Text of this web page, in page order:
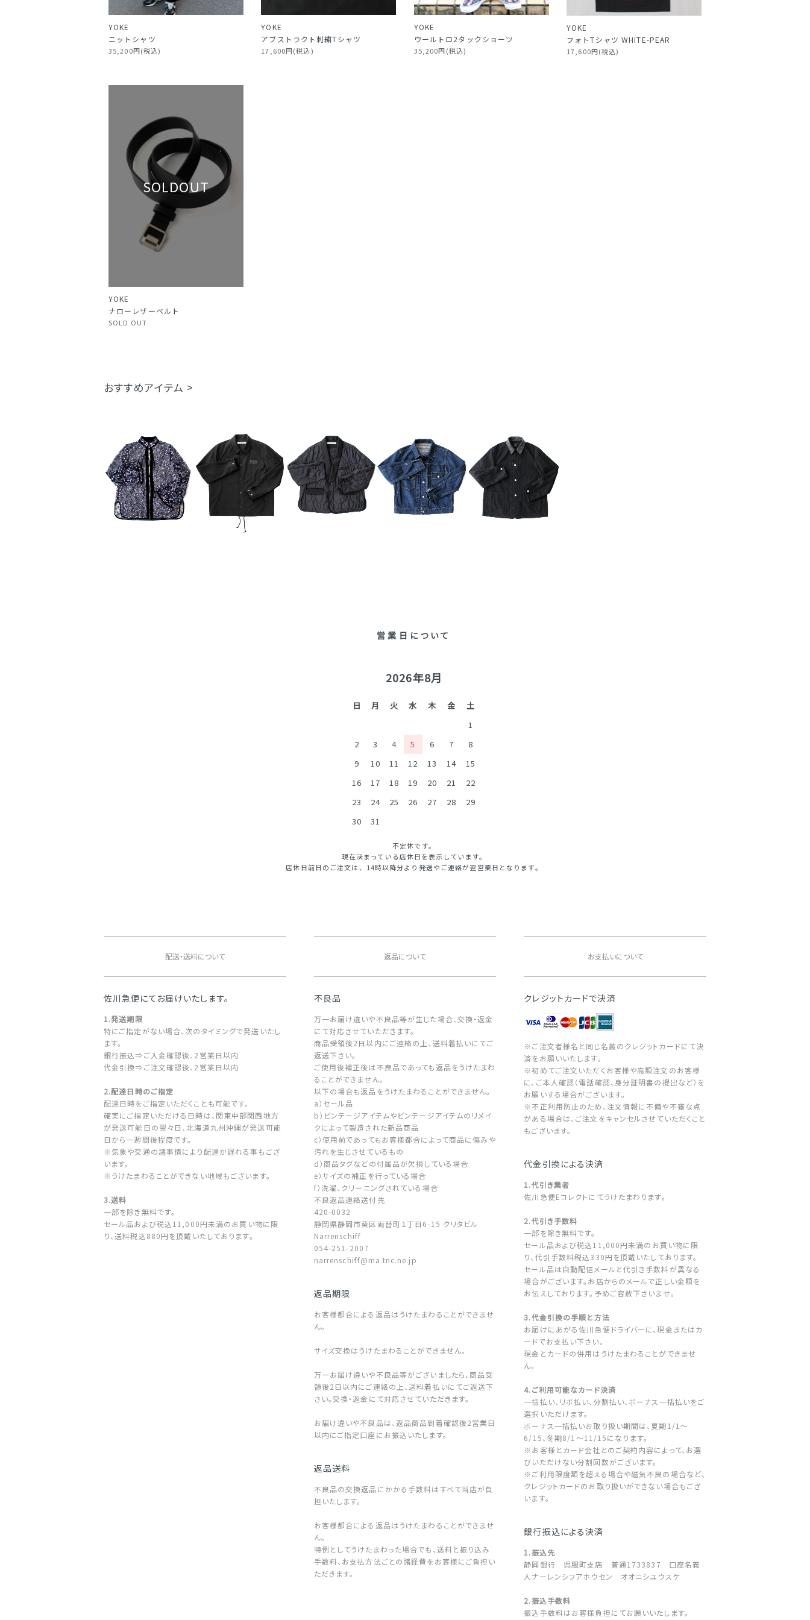
YOKE
ニットシャツ
35,200円(税込)
YOKE
アブストラクト刺繍Tシャツ
17,600円(税込)
YOKE
ウールトロ2タックショーツ
35,200円(税込)
YOKE
フォトTシャツ WHITE-PEAR
17,600円(税込)
YOKE
ナローレザーベルト
SOLD OUT
おすすめアイテム >
営業日について
2026年8月
日 月 火 水 木 金
土
1
2
3 4 5 6 7
8
9
10 11 12 13 14
15
16
17 18 19 20 21
22
23
24 25 26 27 28
29
30
31
不定休です。
現在決まっている店休日を表示しています。
店休日前日のご注文は、14時以降分より発送やご連絡が翌営業日となります。
配送・送料について
佐川急便にてお届けいたします。
1.発送期限
特にご指定がない場合、次のタイミングで発送いたし
ます。
銀行振込⇒ご入金確認後、2営業日以内
代金引換⇒ご注文確認後、2営業日以内
2.配達日時のご指定
配達日時をご指定いただくことも可能です。
確実にご指定いただける日時は、関東中部関西地方
が発送可能日の翌々日、北海道九州沖縄が発送可能
日から一週間後程度です。
※気象や交通の諸事情により配達が遅れる事もござ
います。
※うけたまわることができない地域もございます。
3.送料
一部を除き無料です。
セール品および税込11,000円未満のお買い物に限
り、送料税込880円を頂戴いたしております。
返品について
不良品
万一お届け違いや不良品等が生じた場合、交換・返金
にて対応させていただきます。
商品受領後2日以内にご連絡の上、送料着払いにてご
返送下さい。
ご使用後補正後は不良品であっても返品をうけたまわ
ることができません。
以下の場合も返品をうけたまわることができません。
a）セール品
b）ビンテージアイテムやビンテージアイテムのリメイ
クによって製造された新品商品
c）使用前であってもお客様都合によって商品に傷みや
汚れを生じさせているもの
d）商品タグなどの付属品が欠損している場合
e）サイズの補正を行っている場合
f）洗濯、クリーニングされている場合
不良返品連絡送付先
420-0032
静岡県静岡市葵区両替町１丁目6-15 クリタビル
Narrenschiff
054-251-2007
narrenschiff@ma.tnc.ne.jp
返品期限
お客様都合による返品はうけたまわることができませ
ん。
サイズ交換はうけたまわることができません。
万一お届け違いや不良品等がございましたら、商品受
領後2日以内にご連絡の上、送料着払いにてご返送下
さい。交換・返金にて対応させていただきます。
お届け違いや不良品は、返品商品到着確認後2営業日
以内にご指定口座にお振込いたします。
返品送料
不良品の交換返品にかかる手数料はすべて当店が負
担いたします。
お客様都合による返品はうけたまわることができませ
ん。
特例としてうけたまわった場合でも、送料と振り込み
手数料、お支払方法ごとの諸経費をお客様にご負担い
ただきます。
お支払いについて
クレジットカードで決済
※ご注文者様名と同じ名義のクレジットカードにて決
済をお願いいたします。
※初めてご注文いただくお客様や高額注文のお客様
に、ご本人確認（電話確認、身分証明書の提出など）を
お願いする場合がございます。
※不正利用防止のため、注文情報に不備や不審な点
がある場合は、ご注文をキャンセルさせていただくこと
もございます。
代金引換による決済
1.代引き業者
佐川急便Eコレクトにてうけたまわります。
2.代引き手数料
一部を除き無料です。
セール品および税込11,000円未満のお買い物に限
り、代引手数料税込330円を頂戴いたしております。
セール品は自動配信メールと代引き手数料が異なる
場合がございます。お店からのメールで正しい金額を
お伝えしております。予めご容赦下さいませ。
3.代金引換の手順と方法
お届けにあがる佐川急便ドライバーに、現金またはカ
ードでお支払い下さい。
現金とカードの併用はうけたまわることができませ
ん。
4.ご利用可能なカード決済
一括払い、リボ払い、分割払い、ボーナス一括払いをご
選択いただけます。
ボーナス一括払いお取り扱い期間は、夏期1/1～
6/15、冬期8/1～11/15になります。
※お客様とカード会社とのご契約内容によって、お選
びいただけない分割回数がございます。
※ご利用限度額を超える場合や磁気不良の場合など、
クレジットカードのお取り扱いができない場合もござ
います。
銀行振込による決済
1.振込先
静岡銀行 呉服町支店 普通1733837 口座名義
人ナーレンシフアホウセン オオニシユウスケ
2.振込手数料
振込手数料はお客様負担にてお願いいたします。